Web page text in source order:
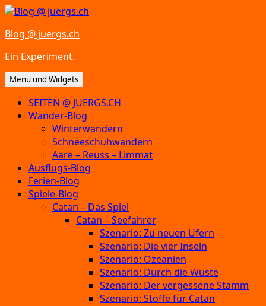
Zum
springen
Blog @ juergs.ch
Ein Experiment.
Menü und Widgets
SEITEN @ JUERGS.CH
Wander-Blog
Winterwandern
Schneeschuhwandern
Aare – Reuss – Limmat
Ausflugs-Blog
Ferien-Blog
Spiele-Blog
Catan – Das Spiel
Catan – Seefahrer
Szenario: Zu neuen Ufern
Szenario: Die vier Inseln
Szenario: Ozeanien
Szenario: Durch die Wüste
Szenario: Der vergessene Stamm
Szenario: Stoffe für Catan